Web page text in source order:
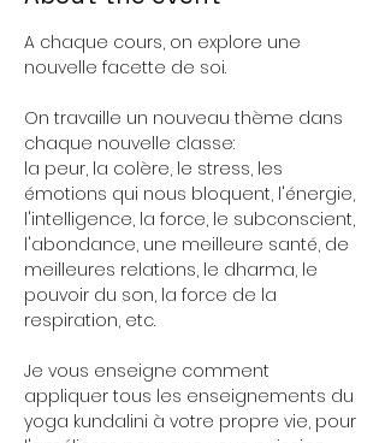
A chaque cours, on explore une
nouvelle facette de soi.
On travaille un nouveau thème dans
chaque nouvelle classe:
la peur, la colère, le stress, les
émotions qui nous bloquent, l'énergie,
l'intelligence, la force, le subconscient,
l'abondance, une meilleure santé, de
meilleures relations, le dharma, le
pouvoir du son, la force de la
respiration, etc.
Je vous enseigne comment
appliquer tous les enseignements du
yoga kundalini à votre propre vie, pour